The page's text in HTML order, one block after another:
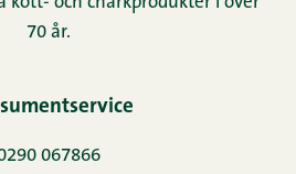
70 år.
067866